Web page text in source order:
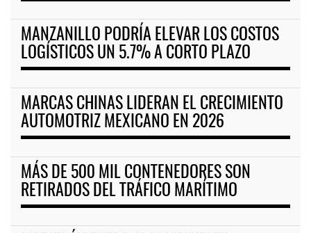
MANZANILLO PODRÍA ELEVAR LOS COSTOS
LOGÍSTICOS UN 5.7% A CORTO PLAZO
MARCAS CHINAS LIDERAN EL CRECIMIENTO
AUTOMOTRIZ MEXICANO EN 2026
MÁS DE 500 MIL CONTENEDORES SON
RETIRADOS DEL TRÁFICO MARÍTIMO